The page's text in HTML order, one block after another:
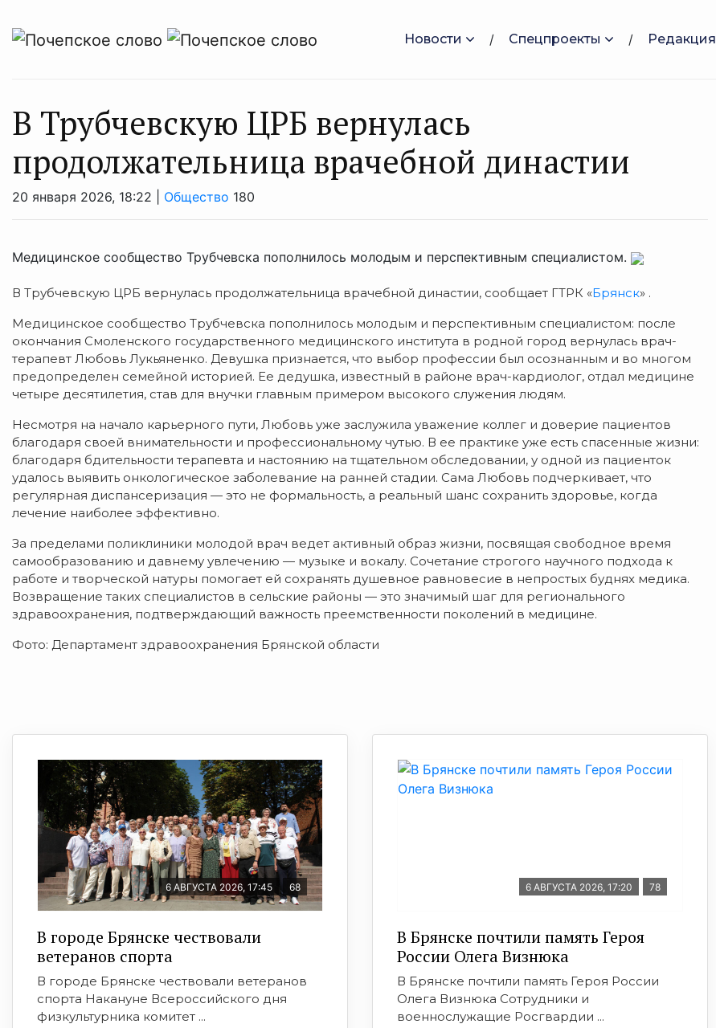
Новости Спецпроекты Редакция
В Трубчевскую ЦРБ вернулась
продолжательница врачебной династии
20 января 2026, 18:22 | Общество 180
Медицинское сообщество Трубчевска пополнилось молодым и перспективным специалистом.
В Трубчевскую ЦРБ вернулась продолжательница врачебной династии, сообщает ГТРК «Брянск» .
Медицинское сообщество Трубчевска пополнилось молодым и перспективным специалистом: после
окончания Смоленского государственного медицинского института в родной город вернулась врач-
терапевт Любовь Лукьяненко. Девушка признается, что выбор профессии был осознанным и во многом
предопределен семейной историей. Ее дедушка, известный в районе врач-кардиолог, отдал медицине
четыре десятилетия, став для внучки главным примером высокого служения людям.
Несмотря на начало карьерного пути, Любовь уже заслужила уважение коллег и доверие пациентов
благодаря своей внимательности и профессиональному чутью. В ее практике уже есть спасенные жизни:
благодаря бдительности терапевта и настоянию на тщательном обследовании, у одной из пациенток
удалось выявить онкологическое заболевание на ранней стадии. Сама Любовь подчеркивает, что
регулярная диспансеризация — это не формальность, а реальный шанс сохранить здоровье, когда
лечение наиболее эффективно.
За пределами поликлиники молодой врач ведет активный образ жизни, посвящая свободное время
самообразованию и давнему увлечению — музыке и вокалу. Сочетание строгого научного подхода к
работе и творческой натуры помогает ей сохранять душевное равновесие в непростых буднях медика.
Возвращение таких специалистов в сельские районы — это значимый шаг для регионального
здравоохранения, подтверждающий важность преемственности поколений в медицине.
Фото: Департамент здравоохранения Брянской области
6 АВГУСТА 2026, 17:45 68
В городе Брянске чествовали
ветеранов спорта
В городе Брянске чествовали ветеранов
спорта Накануне Всероссийского дня
физкультурника комитет ...
6 АВГУСТА 2026, 17:20 78
В Брянске почтили память Героя
России Олега Визнюка
В Брянске почтили память Героя России
Олега Визнюка Сотрудники и
военнослужащие Росгвардии ...